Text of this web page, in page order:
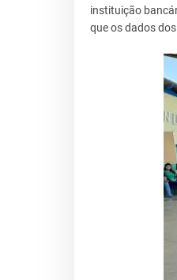
instituição
que os dados